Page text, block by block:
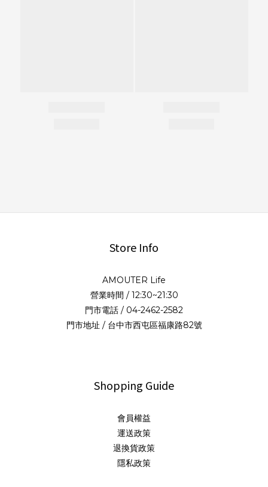
Store Info
AMOUTER Life
營業時間 / 12:30~21:30
門市電話 / 04-2462-2582
門市地址 / 台中市西屯區福康路82號
Shopping Guide
會員權益
運送政策
退換貨政策
隱私政策